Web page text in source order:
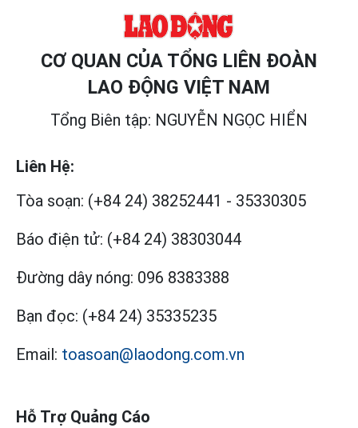
CƠ QUAN CỦA TỔNG LIÊN ĐOÀN
LAO ĐỘNG VIỆT NAM
Tổng Biên tập: NGUYỄN NGỌC HIỂN
Liên Hệ:
Tòa soạn: (+84 24) 38252441 - 35330305
Báo điện tử: (+84 24) 38303044
Đường dây nóng: 096 8383388
Bạn đọc: (+84 24) 35335235
Email: toasoan@laodong.com.vn
Hỗ Trợ Quảng Cáo